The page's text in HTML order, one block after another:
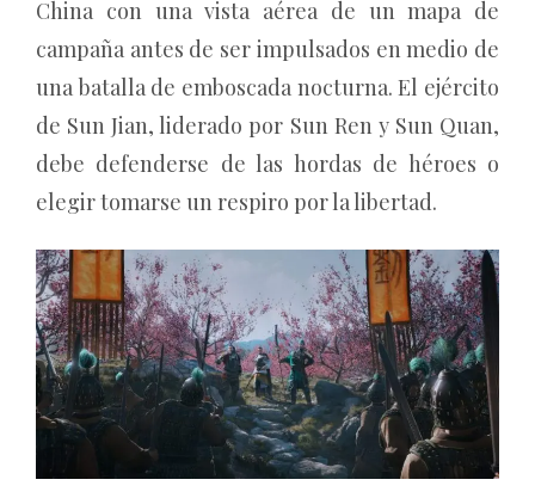
China con una vista aérea de un mapa de
campaña antes de ser impulsados en medio de
una batalla de emboscada nocturna. El ejército
de Sun Jian, liderado por Sun Ren y Sun Quan,
debe defenderse de las hordas de héroes o
elegir tomarse un respiro por la libertad.